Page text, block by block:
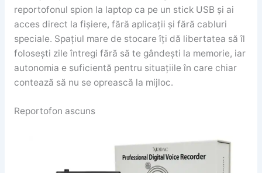
reportofonul spion la laptop ca pe un stick USB și ai
acces direct la fișiere, fără aplicații și fără cabluri
speciale. Spațiul mare de stocare îți dă libertatea să îl
folosești zile întregi fără să te gândești la memorie, iar
autonomia e suficientă pentru situațiile în care chiar
contează să nu se oprească la mijloc.
Reportofon ascuns